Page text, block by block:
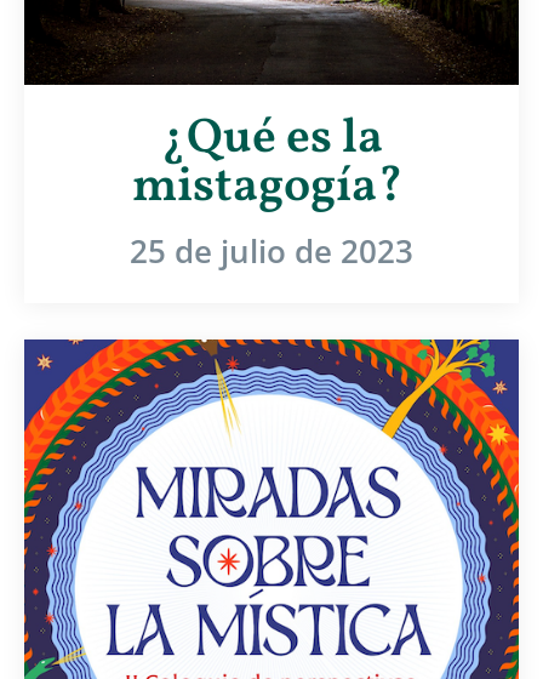
¿Qué es la
mistagogía?
25 de julio de 2023